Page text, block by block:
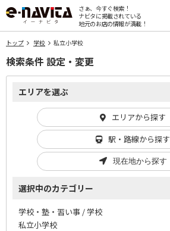
さぁ、今すぐ検索！
ナビタに掲載されている
地元のお店の情報が満載！
トップ 学校 私立小学校
検索条件 設定・変更
エリアを選ぶ
エリアから探す
駅・路線から探す
現在地から探す
選択中のカテゴリー
学校・塾・習い事 / 学校
私立小学校